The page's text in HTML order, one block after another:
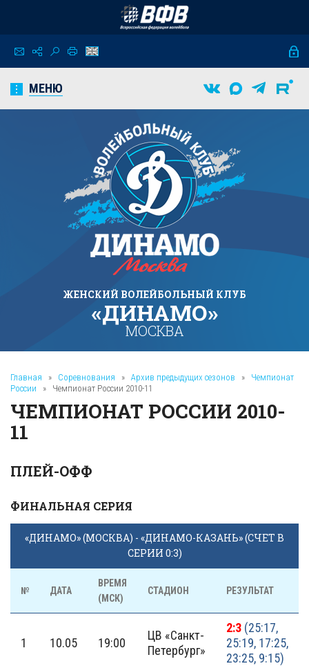
МЕНЮ
ЖЕНСКИЙ ВОЛЕЙБОЛЬНЫЙ КЛУБ
«ДИНАМО»
МОСКВА
Главная » Соревнования » Архив предыдущих сезонов »
Чемпионат
России
» Чемпионат России 2010-11
ЧЕМПИОНАТ РОССИИ 2010-
11
ПЛЕЙ-ОФФ
ФИНАЛЬНАЯ СЕРИЯ
«ДИНАМО» (МОСКВА) - «ДИНАМО-КАЗАНЬ» (СЧЕТ В
СЕРИИ 0:3)
№ ДАТА
ВРЕМЯ
(МСК)
СТАДИОН РЕЗУЛЬТАТ
1 10.05 19:00
ЦВ «Санкт-
Петербург»
2:3 (25:17,
25:19, 17:25,
23:25, 9:15)